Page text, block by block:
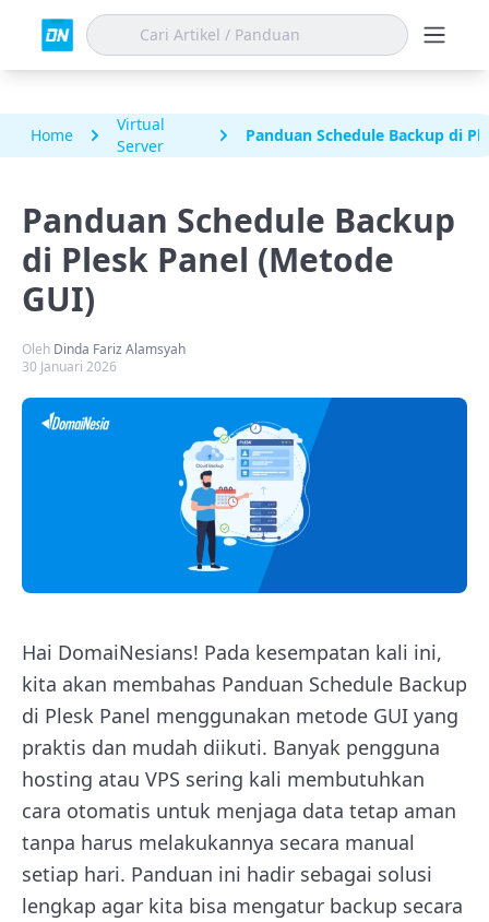
Home
Virtual
Server
Panduan Schedule Backup di
Panduan Schedule Backup
di Plesk Panel (Metode
GUI)
Oleh Dinda Fariz Alamsyah
30 Januari 2026
Hai DomaiNesians! Pada kesempatan kali ini,
kita akan membahas Panduan Schedule Backup
di Plesk Panel menggunakan metode GUI yang
praktis dan mudah diikuti. Banyak pengguna
hosting atau VPS sering kali membutuhkan
cara otomatis untuk menjaga data tetap aman
tanpa harus melakukannya secara manual
setiap hari. Panduan ini hadir sebagai solusi
lengkap agar kita bisa mengatur backup secara